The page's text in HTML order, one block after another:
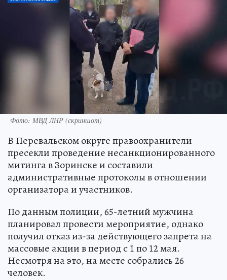
Фото: МВД ЛНР (скриншот)
В Перевальском округе правоохранители
пресекли проведение несанкционированного
митинга в Зоринске и составили
административные протоколы в отношении
организатора и участников.
По данным полиции, 65-летний мужчина
планировал провести мероприятие, однако
получил отказ из-за действующего запрета на
массовые акции в период с 1 по 12 мая.
Несмотря на это, на месте собрались 26
человек.